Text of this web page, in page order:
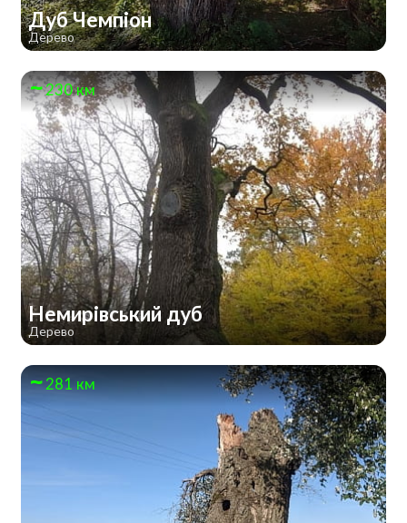
Дуб Чемпіон
Дерево
230 км
Немирівський дуб
Дерево
281 км